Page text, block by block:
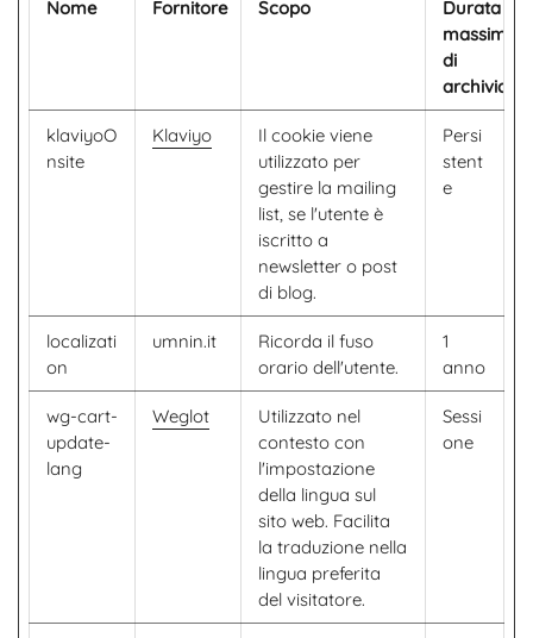
Nome Fornitore Scopo
Durata
massima
di
klaviyoO
nsite
Klaviyo
Il cookie viene
utilizzato per
gestire la mailing
list, se l'utente è
iscritto a
newsletter o post
di blog.
Persi
stent
e
localizati
on
umnin.it
Ricorda il fuso
orario dell'utente.
1
anno
wg-cart-
update-
lang
Weglot
Utilizzato nel
contesto con
l'impostazione
della lingua sul
sito web. Facilita
la traduzione nella
lingua preferita
del visitatore.
Sessi
one